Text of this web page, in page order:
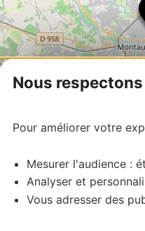
Nous
Pour améliorer votre
Mesurer l'audience :
Analyser et
Vous adresser des
ou le
cette fiche, merci de